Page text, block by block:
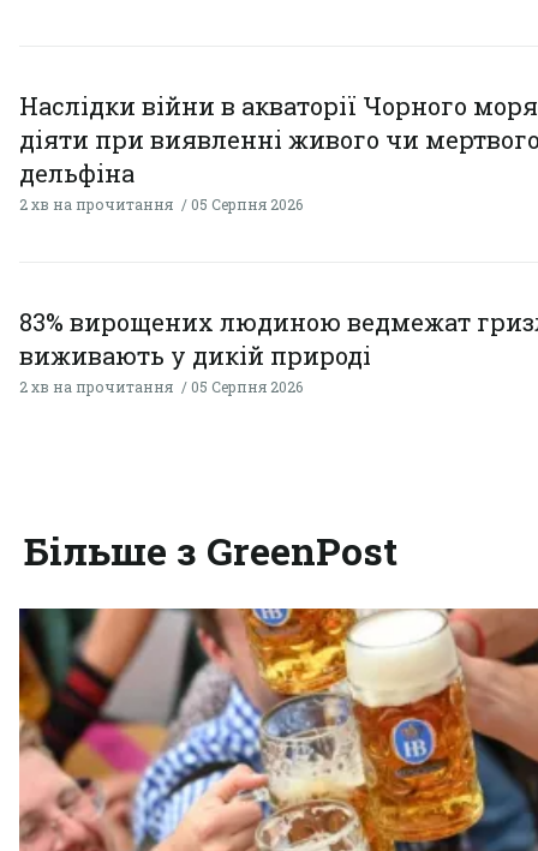
Наслідки війни в акваторії Чорного
діяти при виявленні живого чи
дельфіна
2 хв на прочитання 05 Серпня 2026
83% вирощених людиною ведмежат
виживають у дикій природі
2 хв на прочитання 05 Серпня 2026
Більше з GreenPost